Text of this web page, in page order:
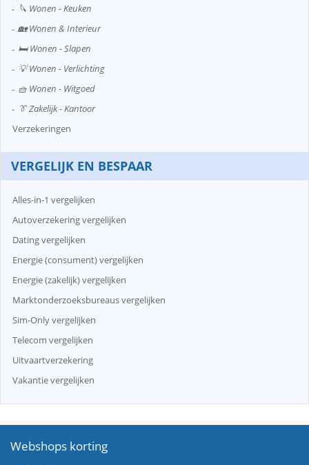
🔪 Wonen - Keuken
🏡 Wonen & Interieur
🛏️ Wonen - Slapen
💡 Wonen - Verlichting
🧺 Wonen - Witgoed
👔 Zakelijk - Kantoor
Verzekeringen
VERGELIJK EN BESPAAR
Alles-in-1 vergelijken
Autoverzekering vergelijken
Dating vergelijken
Energie (consument) vergelijken
Energie (zakelijk) vergelijken
Marktonderzoeksbureaus vergelijken
Sim-Only vergelijken
Telecom vergelijken
Uitvaartverzekering
Vakantie vergelijken
Webshops korting